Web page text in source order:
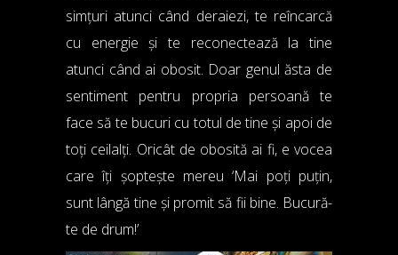
simțuri atunci când deraiezi, te reîncarcă
cu energie și te reconectează la tine
atunci când ai obosit. Doar genul ăsta de
sentiment pentru propria persoană te
face să te bucuri cu totul de tine și apoi de
toți ceilalți. Oricât de obosită ai fi, e vocea
care îți șoptește mereu ‘Mai poți puțin,
sunt lângă tine și promit să fii bine. Bucură-
te de drum!’